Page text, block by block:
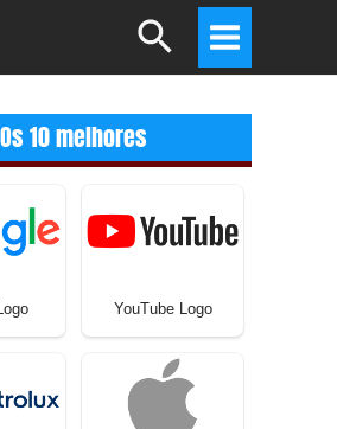
Search
Main
Menu
Os 10 melhores
YouTube Logo